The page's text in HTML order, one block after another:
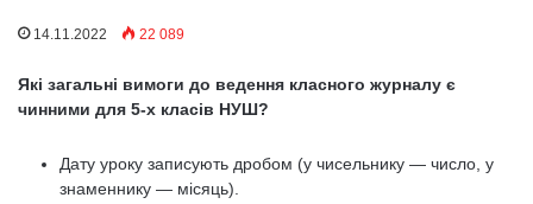
14.11.2022 22 089
Які загальні вимоги до ведення класного журналу є
чинними для 5-х класів НУШ?
Дату уроку записують дробом (у чисельнику — число, у
знаменнику — місяць).